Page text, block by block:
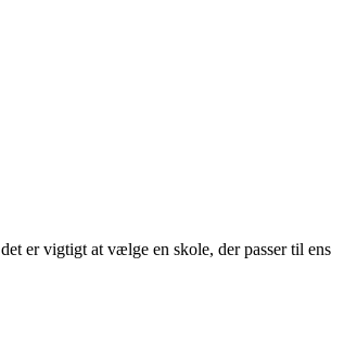
er vigtigt at vælge en skole, der passer til ens